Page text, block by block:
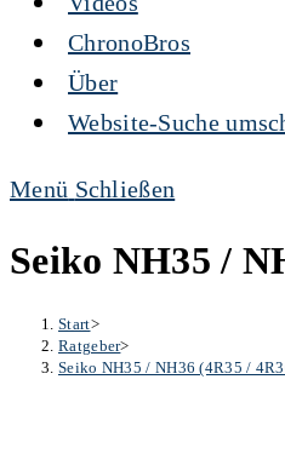
ChronoBros
Über
Website-Suche
Menü Schließen
Seiko NH35 /
Start>
Ratgeber>
Seiko NH35 / NH36 (4R35 /